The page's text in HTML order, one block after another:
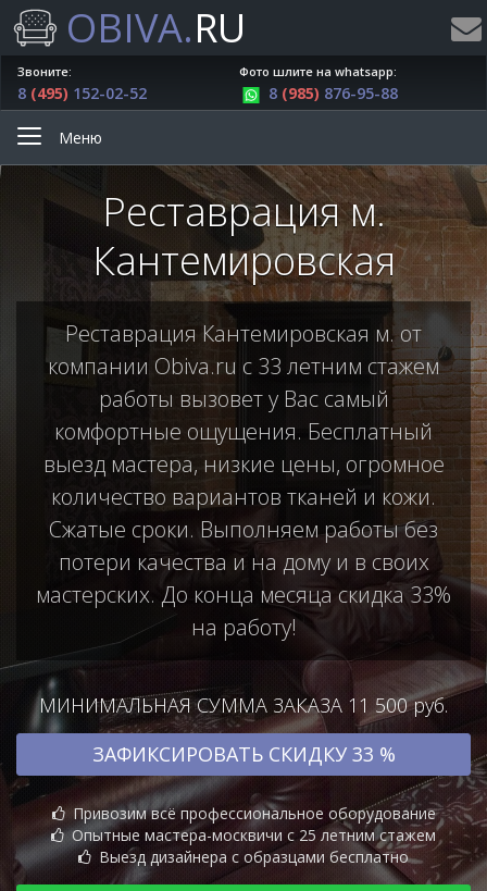
OBIVA.RU
Звоните:
8 (495) 152-02-52
Фото шлите на whatsapp:
8 (985) 876-95-88
Меню
Реставрация м.
Кантемировская
Реставрация Кантемировская м. от
компании Obiva.ru с 33 летним стажем
работы вызовет у Вас самый
комфортные ощущения. Бесплатный
выезд мастера, низкие цены, огромное
количество вариантов тканей и кожи.
Сжатые сроки. Выполняем работы без
потери качества и на дому и в своих
мастерских. До конца месяца скидка 33%
на работу!
МИНИМАЛЬНАЯ СУММА ЗАКАЗА 11 500 руб.
ЗАФИКСИРОВАТЬ СКИДКУ 33 %
Привозим всё профессиональное оборудование
Опытные мастера-москвичи с 25 летним стажем
Выезд дизайнера с образцами бесплатно